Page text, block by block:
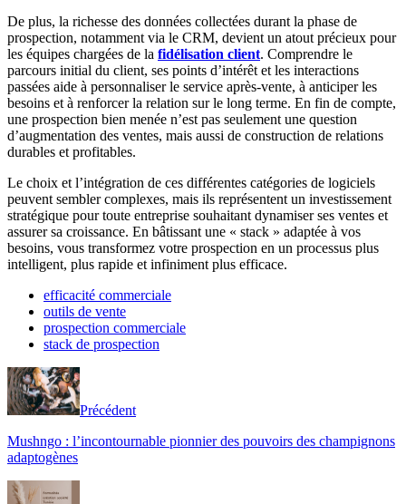
De plus, la richesse des données collectées durant la phase de
prospection, notamment via le CRM, devient un atout précieux pour
les équipes chargées de la fidélisation client. Comprendre le
parcours initial du client, ses points d’intérêt et les interactions
passées aide à personnaliser le service après-vente, à anticiper les
besoins et à renforcer la relation sur le long terme. En fin de compte,
une prospection bien menée n’est pas seulement une question
d’augmentation des ventes, mais aussi de construction de relations
durables et profitables.
Le choix et l’intégration de ces différentes catégories de logiciels
peuvent sembler complexes, mais ils représentent un investissement
stratégique pour toute entreprise souhaitant dynamiser ses ventes et
assurer sa croissance. En bâtissant une « stack » adaptée à vos
besoins, vous transformez votre prospection en un processus plus
intelligent, plus rapide et infiniment plus efficace.
efficacité commerciale
outils de vente
prospection commerciale
stack de prospection
Précédent
Mushngo : l’incontournable pionnier des pouvoirs des champignons
adaptogènes